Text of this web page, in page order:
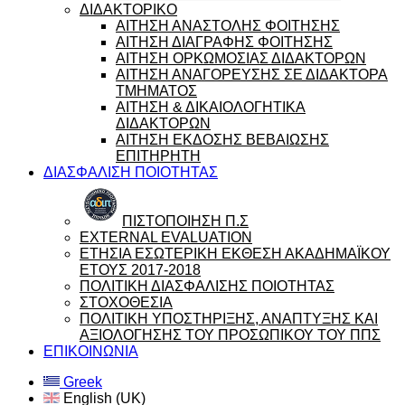
ΔΙΔΑΚΤΟΡΙΚΟ
ΑΙΤΗΣΗ ΑΝΑΣΤΟΛΗΣ ΦΟΙΤΗΣΗΣ
ΑΙΤΗΣΗ ΔΙΑΓΡΑΦΗΣ ΦΟΙΤΗΣΗΣ
ΑΙΤΗΣΗ ΟΡΚΩΜΟΣΙΑΣ ΔΙΔΑΚΤΟΡΩΝ
ΑΙΤΗΣΗ ΑΝΑΓΟΡΕΥΣΗΣ ΣΕ ΔΙΔΑΚΤΟΡΑ
ΤΜΗΜΑΤΟΣ
ΑΙΤΗΣΗ & ΔΙΚΑΙΟΛΟΓΗΤΙΚΑ
ΔΙΔΑΚΤΟΡΩΝ
ΑΙΤΗΣΗ ΕΚΔΟΣΗΣ ΒΕΒΑΙΩΣΗΣ
ΕΠΙΤΗΡΗΤΗ
ΔΙΑΣΦΑΛΙΣΗ ΠΟΙΟΤΗΤΑΣ
ΠΙΣΤΟΠΟΙΗΣΗ Π.Σ
EXTERNAL EVALUATION
ΕΤΗΣΙΑ ΕΣΩΤΕΡΙΚΗ ΕΚΘΕΣΗ ΑΚΑΔΗΜΑΪΚΟΥ
ΕΤΟΥΣ 2017-2018
ΠΟΛΙΤΙΚΗ ΔΙΑΣΦΑΛΙΣΗΣ ΠΟΙΟΤΗΤΑΣ
ΣΤΟΧΟΘΕΣΙΑ
ΠΟΛΙΤΙΚΗ ΥΠΟΣΤΗΡΙΞΗΣ, ΑΝΑΠΤΥΞΗΣ ΚΑΙ
ΑΞΙΟΛΟΓΗΣΗΣ ΤΟΥ ΠΡΟΣΩΠΙΚΟΥ ΤΟΥ ΠΠΣ
ΕΠΙΚΟΙΝΩΝΙΑ
Greek
English (UK)